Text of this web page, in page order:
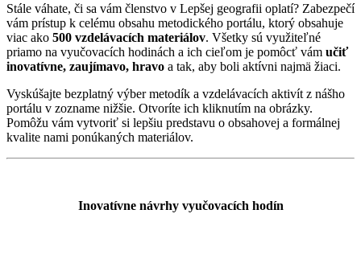
Stále váhate, či sa vám členstvo v Lepšej geografii oplatí? Zabezpečí
vám prístup k celému obsahu metodického portálu, ktorý obsahuje
viac ako 500 vzdelávacích materiálov. Všetky sú využiteľné
priamo na vyučovacích hodinách a ich cieľom je pomôcť vám učiť
inovatívne, zaujímavo, hravo a tak, aby boli aktívni najmä žiaci.
Vyskúšajte bezplatný výber metodík a vzdelávacích aktivít z nášho
portálu v zozname nižšie. Otvoríte ich kliknutím na obrázky.
Pomôžu vám vytvoriť si lepšiu predstavu o obsahovej a formálnej
kvalite nami ponúkaných materiálov.
Inovatívne návrhy vyučovacích hodín